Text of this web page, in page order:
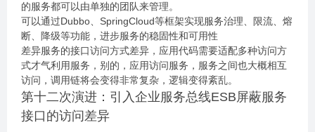
的服务都可以由单独的团队来管理。
可以通过Dubbo、SpringCloud等框架实现服务治理、限流、熔
断、降级等功能，进步服务的稳固性和可用性
差异服务的接口访问方式差异，应用代码需要适配多种访问方
式才气利用服务，别的，应用访问服务，服务之间也大概相互
访问，调用链将会变得非常复杂，逻辑变得紊乱。
第十二次演进：引入企业服务总线ESB屏蔽服务
接口的访问差异